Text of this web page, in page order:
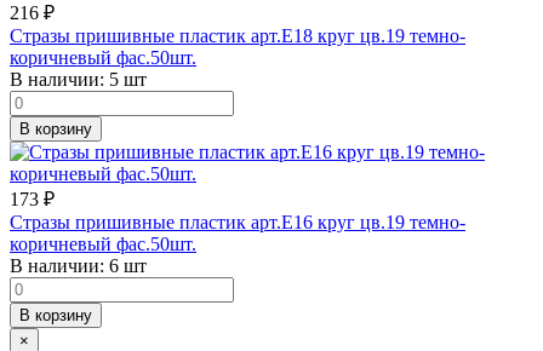
216 ₽
Стразы пришивные пластик арт.E18 круг цв.19 темно-
коричневый фас.50шт.
В наличии: 5 шт
В корзину
173 ₽
Стразы пришивные пластик арт.E16 круг цв.19 темно-
коричневый фас.50шт.
В наличии: 6 шт
В корзину
×